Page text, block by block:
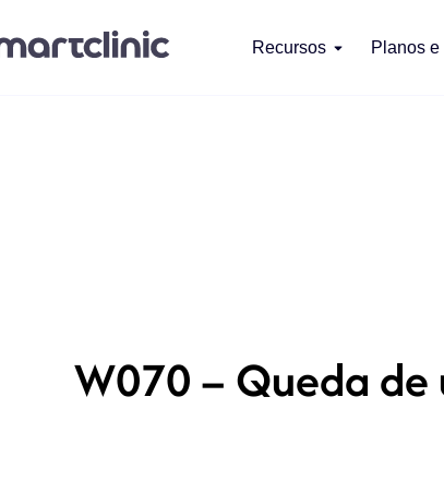
Recursos Planos e
W070 – Queda